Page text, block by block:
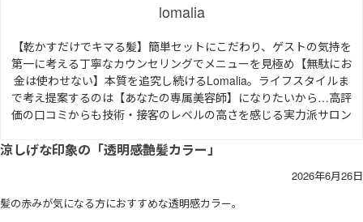
lomalia
【乾かすだけでキマる髪】簡単セットにこだわり、ゲストの気持を
第一に考える丁寧なカウンセリングでメニューを見極め【無駄にお
金は使わせない】本質を追究し続けるLomalia。ライフスタイルま
で考え提案するのは【あなたの専属美容師】になりたいから…高評
価の口コミからも技術・接客のレベルの高さを感じる実力派サロン
涼しげな印象の「透明感艶髪カラー」
2026年6月26日
髪の赤みが気になる方におすすめな透明感カラー。